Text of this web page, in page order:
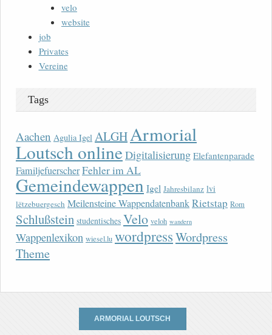
velo
website
job
Privates
Vereine
Tags
Aachen Agulia Igel ALGH Armorial
Loutsch onlineDigitalisierung Elefantenparade
FamiljefuerscherFehler im AL
Gemeindewappen Igel Jahresbilanz lvi
lëtzebuergesch Meilensteine WappendatenbankRietstap Rom
Schlußstein studentisches Velo veloh wandern
Wappenlexikon wiesel.lu wordpressWordpress
Theme
ARMORIAL LOUTSCH